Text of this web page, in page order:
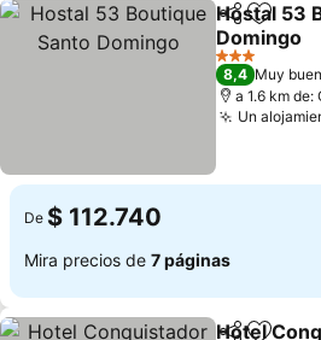
Compartir
Hostal 53
Domingo
Ver precios
3 Estrellas
8,4 Muy
a 1.6 km
Un
De $ 112.740
Mira precios de 7 páginas
Hotel